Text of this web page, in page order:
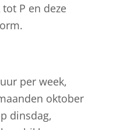
P en deze
per week,
oktober
dinsdag,